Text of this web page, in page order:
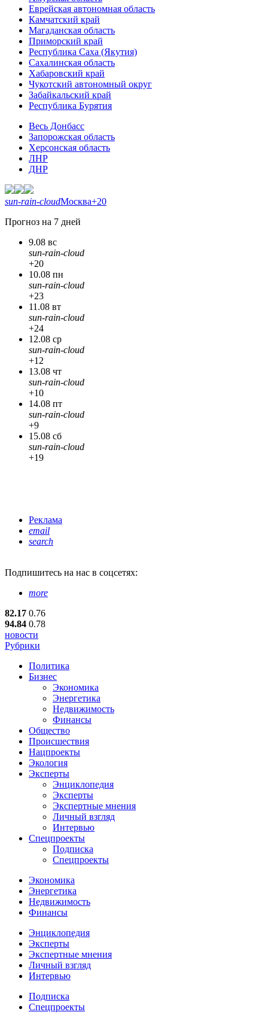
Еврейская автономная область
Камчатский край
Магаданская область
Приморский край
Республика Саха (Якутия)
Сахалинская область
Хабаровский край
Чукотский автономный округ
Забайкальский край
Республика Бурятия
Весь Донбасс
Запорожская область
Херсонская область
ЛНР
ДНР
sun-rain-cloudМосква+20
Прогноз на 7 дней
9.08 вс
sun-rain-cloud
+20
10.08 пн
sun-rain-cloud
+23
11.08 вт
sun-rain-cloud
+24
12.08 ср
sun-rain-cloud
+12
13.08 чт
sun-rain-cloud
+10
14.08 пт
sun-rain-cloud
+9
15.08 сб
sun-rain-cloud
+19
Реклама
email
search
Подпишитесь на нас в соцсетях:
more
82.17 0.76
94.84 0.78
новости
Рубрики
Политика
Бизнес
Экономика
Энергетика
Недвижимость
Финансы
Общество
Происшествия
Нацпроекты
Экология
Эксперты
Энциклопедия
Эксперты
Экспертные мнения
Личный взгляд
Интервью
Спецпроекты
Подписка
Спецпроекты
Экономика
Энергетика
Недвижимость
Финансы
Энциклопедия
Эксперты
Экспертные мнения
Личный взгляд
Интервью
Подписка
Спецпроекты